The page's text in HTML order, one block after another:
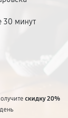
30 минут
скидку 20%